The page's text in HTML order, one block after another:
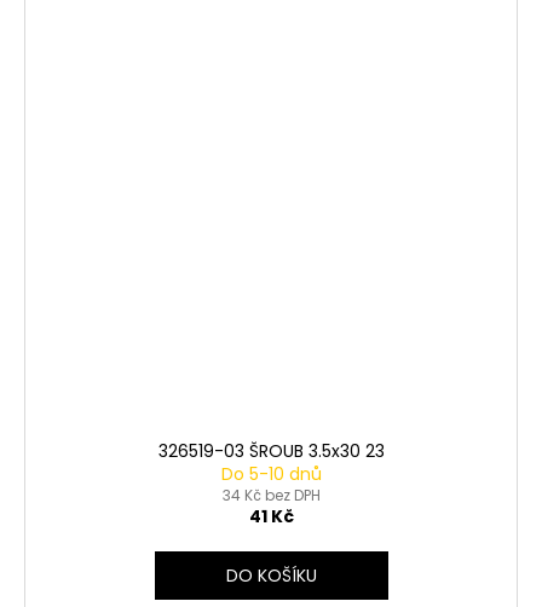
326519-03 ŠROUB 3.5x30 23
Do 5-10 dnů
34 Kč bez DPH
41 Kč
DO KOŠÍKU